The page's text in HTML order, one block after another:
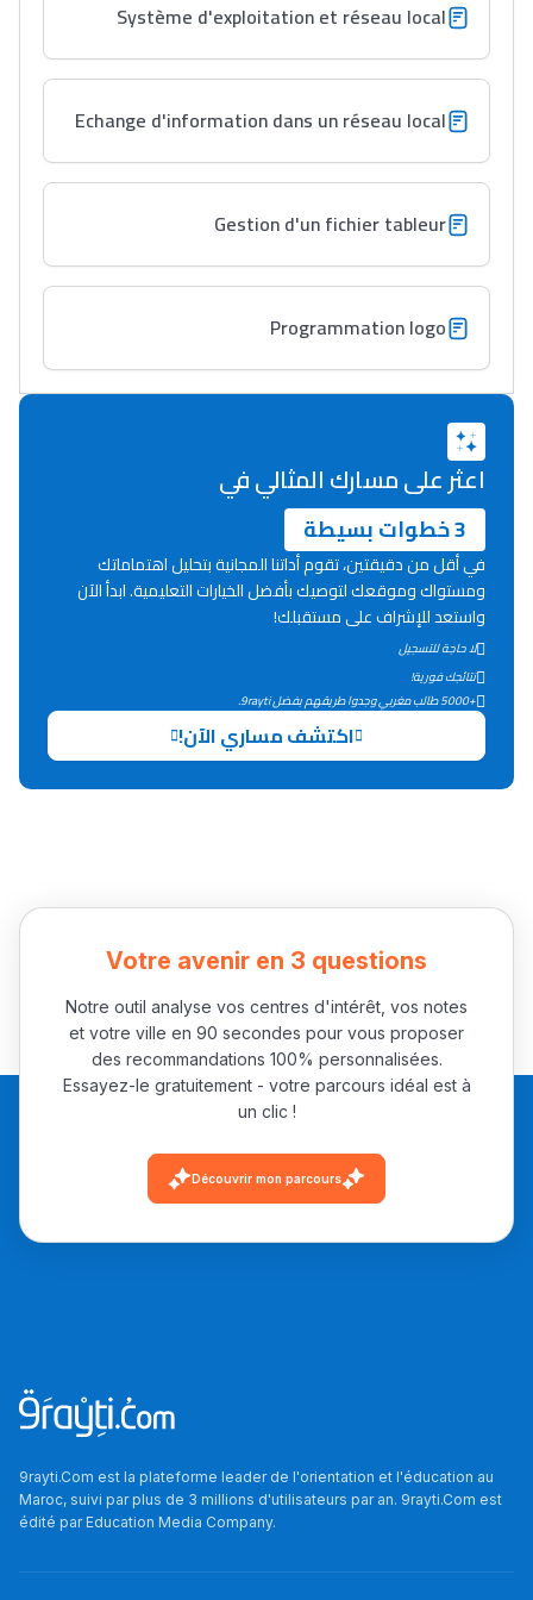
أشياء أخرى مع مامودو
سامورا
الطولي، ملاك البردع
كتحكي على تجربتها
فالرّياضة و الدّراسة
Système d'exploitation et réseau local
Echange d'information dans un réseau local
Gestion d'un fichier tableur
Programmation logo
اعثر على مسارك المثالي في
3 خطوات بسيطة
في أقل من دقيقتين، تقوم أداتنا المجانية بتحليل اهتماماتك
ومستواك وموقعك لتوصيك بأفضل الخيارات التعليمية. ابدأ الآن
واستعد للإشراف على مستقبلك!
لا حاجة للتسجيل
نتائجك فورية!
+5000 طالب مغربي وجدوا طريقهم بفضل 9rayti.
اكتشف مساري الآن!
Votre avenir en 3 questions
Notre outil analyse vos centres d'intérêt, vos notes
et votre ville en 90 secondes pour vous proposer
des recommandations 100% personnalisées.
Essayez-le gratuitement - votre parcours idéal est à
un clic !
Découvrir mon parcours
9rayti.Com est la plateforme leader de l'orientation et l'éducation au
Maroc, suivi par plus de 3 millions d'utilisateurs par an. 9rayti.Com est
édité parEducation Media Company.